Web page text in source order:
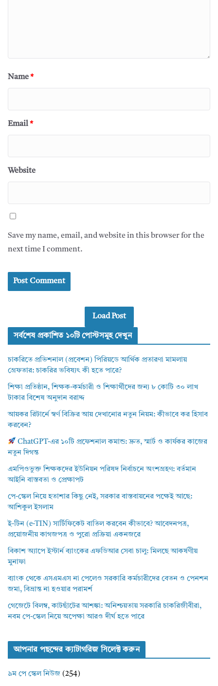
Name*
Email*
Website
Save my name, email, and website in this browser for the
next time I comment.
Load Post
সর্বশেষ প্রকাশিত ১০টি পোস্টসমূহ দেখুন
চাকরিতে প্রভিশনাল (প্রবেশন) পিরিয়ডে আর্থিক প্রতারণা মামলায়
গ্রেফতার: চাকরির ভবিষ্যৎ কী হতে পারে?
শিক্ষা প্রতিষ্ঠান, শিক্ষক-কর্মচারী ও শিক্ষার্থীদের জন্য ৮ কোটি ৩০ লাখ
টাকার বিশেষ অনুদান বরাদ্দ
আয়কর রিটার্নে স্বর্ণ বিক্রির আয় দেখানোর নতুন নিয়ম: কীভাবে কর হিসাব
করবেন?
ChatGPT-এর ১০টি প্রফেশনাল কমান্ড: দ্রুত, স্মার্ট ও কার্যকর কাজের
নতুন দিগন্ত
এমপিওভুক্ত শিক্ষকদের ইউনিয়ন পরিষদ নির্বাচনে অংশগ্রহণ: বর্তমান
আইনি বাস্তবতা ও প্রেক্ষাপট
পে-স্কেল নিয়ে হতাশার কিছু নেই, সরকার বাস্তবায়নের পক্ষেই আছে:
আশিকুল ইসলাম
ই-টিন (e-TIN) সার্টিফিকেট বাতিল করবেন কীভাবে? আবেদনপত্র,
প্রয়োজনীয় কাগজপত্র ও পুরো প্রক্রিয়া একনজরে
বিকাশ অ্যাপে ইস্টার্ন ব্যাংকের এফডিআর সেবা চালু: মিলছে আকর্ষণীয়
মুনাফা
ব্যাংক থেকে এসএমএস না পেলেও সরকারি কর্মচারীদের বেতন ও পেনশন
জমা, বিভ্রান্ত না হওয়ার পরামর্শ
গেজেটে বিলম্ব, কাটছাঁটের আশঙ্কা: অনিশ্চয়তায় সরকারি চাকরিজীবীরা,
নবম পে-স্কেল নিয়ে অপেক্ষা আরও দীর্ঘ হতে পারে
আপনার পছন্দের ক্যাটাগরিজ সিলেক্ট করুন
৯ম পে স্কেল নিউজ (254)